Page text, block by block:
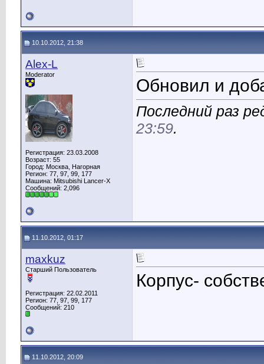
10.10.2012, 21:38
Alex-L
Moderator
Регистрация: 23.03.2008
Возраст: 55
Город: Москва, Нагорная
Регион: 77, 97, 99, 177
Машина: Mitsubishi Lancer-X
Сообщений: 2,096
Обновил и
Последний раз
23:59.
11.10.2012, 01:17
maxkuz
Старший Пользователь
Регистрация: 22.02.2011
Регион: 77, 97, 99, 177
Сообщений: 210
Корпус-
11.10.2012, 20:09